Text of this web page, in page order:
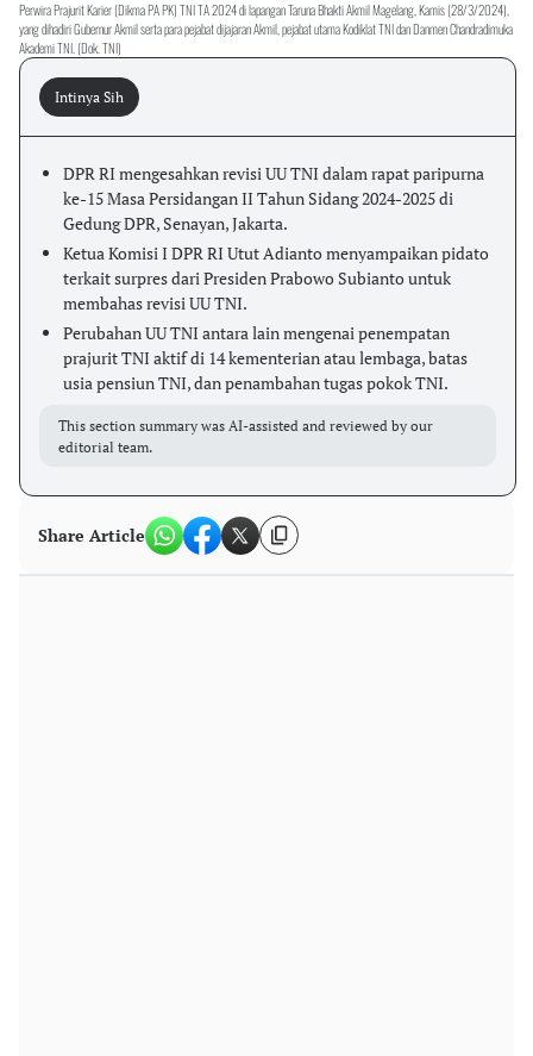
Perwira Prajurit Karier (Dikma PA PK) TNI TA 2024 di lapangan Taruna Bhakti Akmil Magelang, Kamis (28/3/2024),
yang dihadiri Gubernur Akmil serta para pejabat dijajaran Akmil, pejabat utama Kodiklat TNI dan Danmen Chandradimuka
Akademi TNI. (Dok. TNI)
Intinya Sih
DPR RI mengesahkan revisi UU TNI dalam rapat paripurna
ke-15 Masa Persidangan II Tahun Sidang 2024-2025 di
Gedung DPR, Senayan, Jakarta.
Ketua Komisi I DPR RI Utut Adianto menyampaikan pidato
terkait surpres dari Presiden Prabowo Subianto untuk
membahas revisi UU TNI.
Perubahan UU TNI antara lain mengenai penempatan
prajurit TNI aktif di 14 kementerian atau lembaga, batas
usia pensiun TNI, dan penambahan tugas pokok TNI.
This section summary was AI-assisted and reviewed by our
editorial team.
Share Article